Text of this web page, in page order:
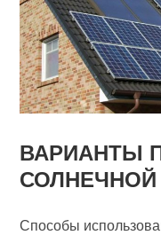
ВАРИАНТЫ
СОЛНЕЧНОЙ
Способы